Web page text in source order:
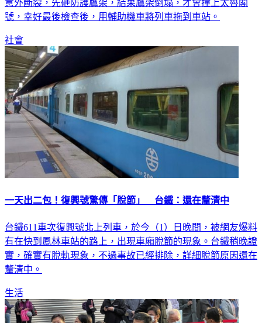
意外斷裂，先砸防護鷹架，結果鷹架倒塌，才會撞上太魯閣
號，幸好最後檢查後，用輔助機車將列車拖到車站。
社會
一天出二包！復興號驚傳「脫節」 台鐵：還在釐清中
台鐵611車次復興號北上列車，於今（1）日晚間，被網友爆料
有在快到鳳林車站的路上，出現車廂脫節的現象。台鐵稍晚證
實，確實有脫軌現象，不過事故已經排除，詳細脫節原因還在
釐清中。
生活